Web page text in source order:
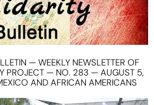
— WEEKLY NEWSLETTER OF
PROJECT — NO. 283 — AUGUST 5,
AND AFRICAN AMERICANS